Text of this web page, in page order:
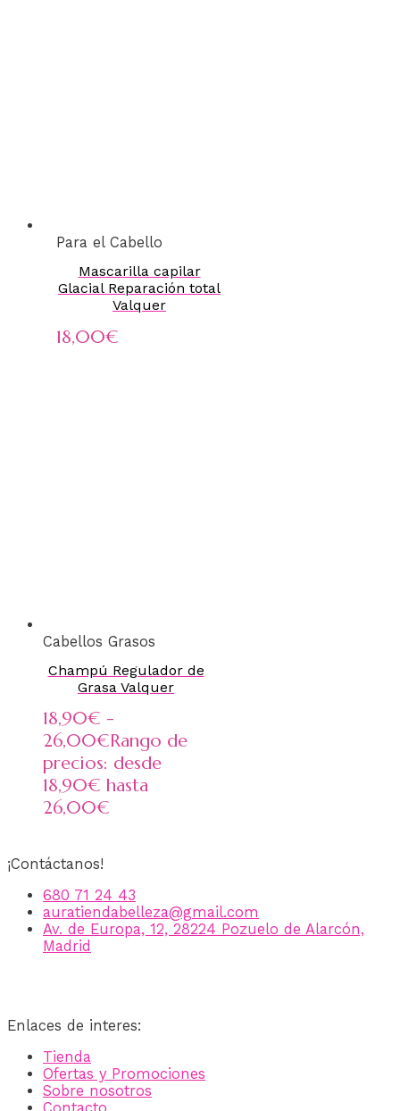
Para el Cabello
Mascarilla capilar
Glacial Reparación total
Valquer
18,00€
Cabellos Grasos
Champú Regulador de
Grasa Valquer
18,90€ -
26,00€Rango de
precios: desde
18,90€ hasta
26,00€
¡Contáctanos!
680 71 24 43
auratiendabelleza@gmail.com
Av. de Europa, 12, 28224 Pozuelo de Alarcón,
Madrid
Enlaces de interes:
Tienda
Ofertas y Promociones
Sobre nosotros